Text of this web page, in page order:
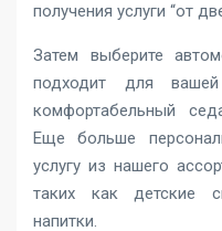
получения услуги “от
Затем выберите
подходит для
комфортабельный
Еще больше
услугу из нашего
таких как детские
напитки.